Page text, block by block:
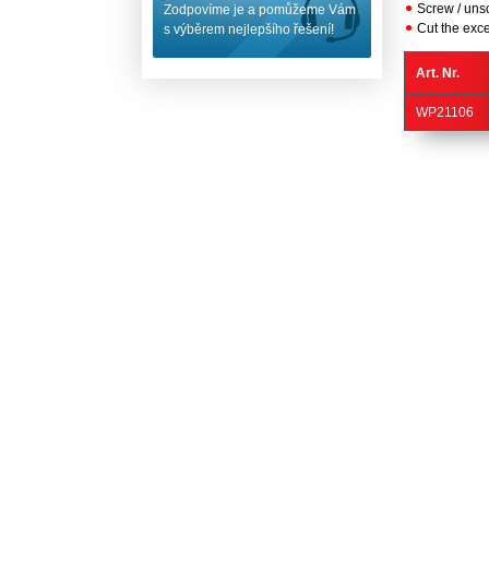
Zodpovíme je a pomůžeme Vám
s výběrem nejlepšího řešení!
Screw /
Cut the
Art. Nr.
WP21106